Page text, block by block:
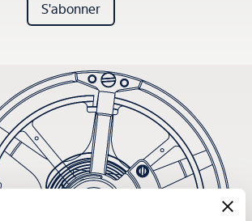
S'abonner